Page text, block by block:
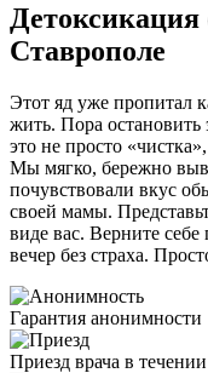
Детоксикация
Ставрополе
Этот яд уже пропитал
жить. Пора
это не просто
Мы мягко, бережно
почувствовали вкус
своей мамы.
виде вас. Верните
вечер без страха.
Гарантия анонимности
Приезд врача в